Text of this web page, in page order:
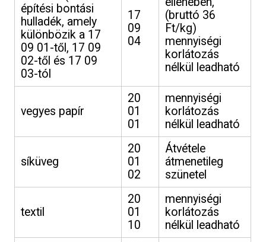
építési bontási
hulladék, amely
különbözik a 17
09 01-től, 17 09
02-től és 17 09
03-tól
17
09
04
(bruttó 36
Ft/kg)
mennyiségi
korlátozás
nélkül leadható
vegyes papír
20
01
01
mennyiségi
korlátozás
nélkül leadható
síküveg
20
01
02
Átvétele
átmenetileg
szünetel
textil
20
01
10
mennyiségi
korlátozás
nélkül leadható